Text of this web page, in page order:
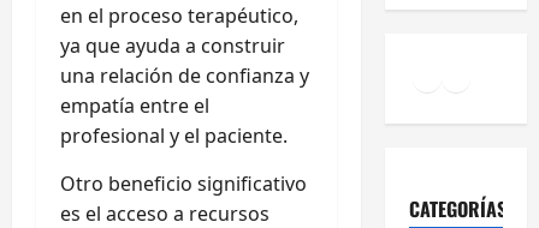
en el proceso terapéutico,
ya que ayuda a construir
una relación de confianza y
empatía entre el
profesional y el paciente.
Otro beneficio significativo
es el acceso a recursos
CATEGORÍAS